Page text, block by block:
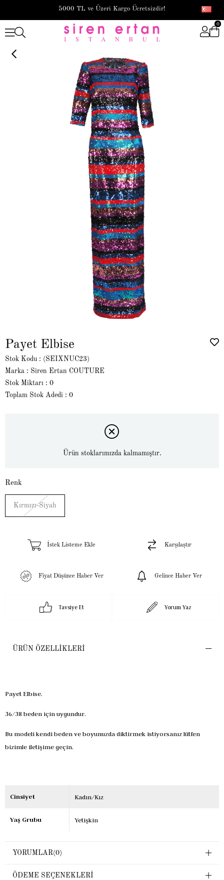
5000 TL ve Üzeri Kargo Ücretsizdir!
0
Payet Elbise
Stok Kodu
(SEIXNUC23)
Marka : Siren Ertan COUTURE
Stok Miktarı : 0
Toplam Stok Adedi : 0
Ürün stoklarımızda kalmamıştır.
Renk
Kırmızı-Siyah
İstek Listeme Ekle Karşılaştır
Fiyat Düşünce Haber Ver Gelince Haber Ver
Tavsiye Et Yorum Yaz
ÜRÜN ÖZELLIKLERI
Payet Elbise.
36/38 beden için uygundur.
Bu modeli kendi beden ve boyunuzda diktirmek istiyorsanız lütfen
bizimle iletişime geçin.
Cinsiyet Kadın/Kız
Yaş Grubu Yetişkin
YORUMLAR(0)
ÖDEME SEÇENEKLERI